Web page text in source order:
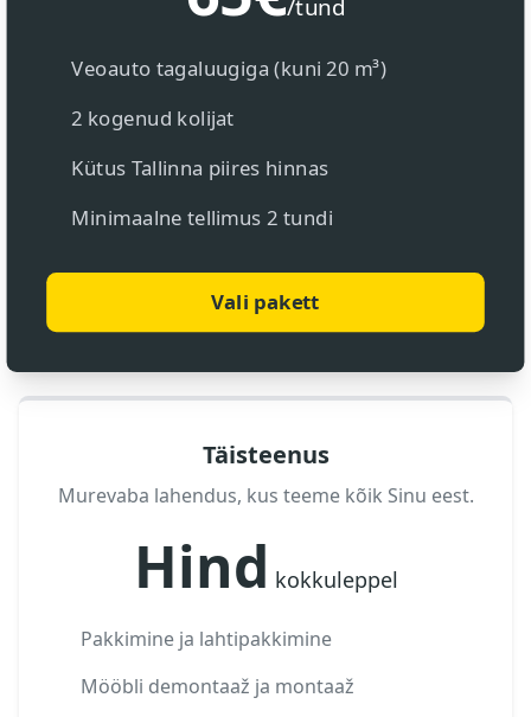
/tund
Veoauto tagaluugiga (kuni 20 m³)
2 kogenud kolijat
Kütus Tallinna piires hinnas
Minimaalne tellimus 2 tundi
Vali pakett
Täisteenus
Murevaba lahendus, kus teeme kõik Sinu eest.
Hind kokkuleppel
Pakkimine ja lahtipakkimine
Mööbli demontaaž ja montaaž